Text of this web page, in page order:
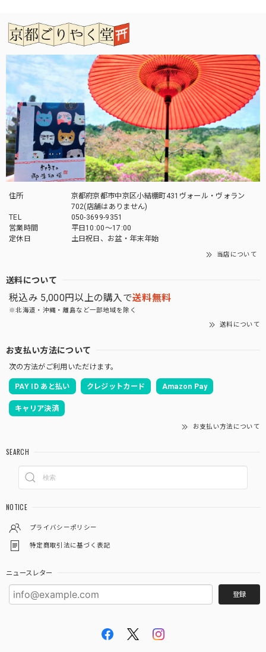
2026/04/27
息子へのプレゼントとして購入しました。 男性なのでシン
プルが良いと思い選びましたが、私もとても気に入ってしま
いました。 女性の方にもお勧めです。 有難うございまし
た。
この度は当店をご利用いただきありがとうござ
います。 また機会がありましたらよろしくお願
いいたします。
「御朱印帳を華やかに彩る」御朱印帳 水引ゴムバンド
薄萌葱
2026/04/27
とても素敵な商品でした。 大切に使いたいと思います。 有
この度は当店をご利用いただきありがとうござ
います。 お気に入りいただけてよかったです。
また機会がありましたらよろしくお願いいたし
2026/03/19
注文から２日後にはもう手元に届きました❗ ものすごく速い
御朱印ポケット３枚入りが余分に入ってました これはお寺
参りするといろんな資料がもらえるので、そういうものを入
この度は当店をご利用いただきありがとうござ
います。 また機会がありましたらよろしくお願
いいたします。
住所
京都府京都市中京区小結棚町431ヴォール・ヴォラン
702(店舗はありません)
TEL
050-3699-9351
営業時間
平日10:00～17:00
定休日
土日祝日、お盆・年末年始
当店について
送料について
税込み 5,000円以上の購入で送料無料
※北海道・沖縄・離島など一部地域を除く
送料について
お支払い方法について
次の方法がご利用いただけます。
PAY ID あと払い クレジットカード Amazon Pay
キャリア決済
お支払い方法について
SEARCH
NOTICE
プライバシーポリシー
特定商取引法に基づく表記
ニュースレター
登録